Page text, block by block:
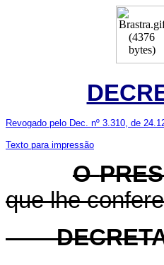
Revogado pelo Dec. nº 3.310, de
Texto para impressão
O
que lhe